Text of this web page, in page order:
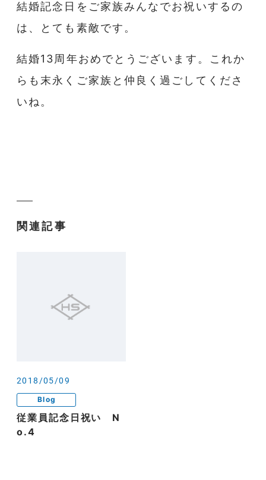
結婚記念日をご家族みんなでお祝いするの
は、とても素敵です。
結婚13周年おめでとうございます。これか
らも末永くご家族と仲良く過ごしてくださ
いね。
関連記事
2018/05/09
Blog
従業員記念日祝い N
o.4